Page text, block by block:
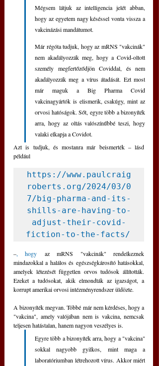
Mégsem látjuk az intelligencia jelét abban,
hogy az egyetem nagy késéssel vonta vissza a
vakcinázási mandátumot.
Már régóta tudjuk, hogy az mRNS "vakcinák"
nem akadályozzák meg, hogy a Covid-oltott
személy megfertőződjön Coviddal, és nem
akadályozzák meg a vírus átadását. Ezt most
már maguk a Big Pharma Covid
vakcinagyártók is elismerik, csakúgy, mint az
orvosi hatóságok. Sőt, egyre több a bizonyíték
arra, hogy az oltás valószínűbbé teszi, hogy
valaki elkapja a Covidot.
Azt is tudjuk, és mostanra már beismerték – lásd
például
https://www.paulcraig
roberts.org/2024/03/0
7/big-pharma-and-its-
shills-are-having-to-
adjust-their-covid-
–, hogy az mRNS "vakcinák" rendelkeznek
mindazokkal a halálos és egészségkárosító hatásokkal,
amelyek létezését független orvos tudósok állították.
Ezeket a tudósokat, akik elmondták az igazságot, a
korrupt amerikai orvosi intézményrendszer üldözte.
A bizonyíték megvan. Többé már nem kérdéses, hogy a
"vakcina", amely valójában nem is vakcina, nemcsak
teljesen hatástalan, hanem nagyon veszélyes is.
Egyre több a bizonyíték arra, hogy a "vakcina"
sokkal nagyobb gyilkos, mint maga a
laboratóriumban létrehozott vírus. Akkor miért